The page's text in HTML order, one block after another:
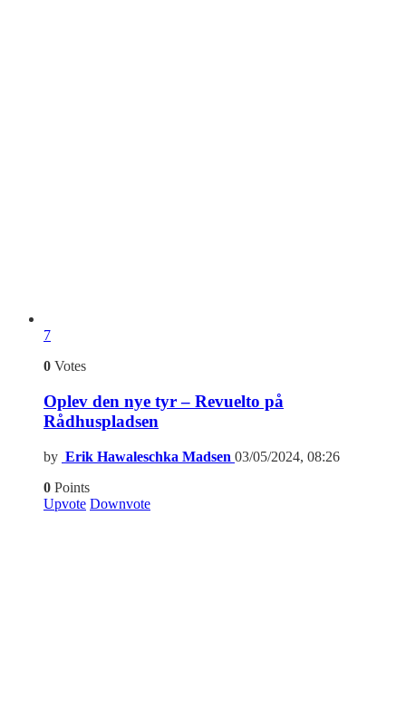
7
0 Votes
Oplev den nye tyr – Revuelto på
Rådhuspladsen
by Erik Hawaleschka Madsen 03/05/2024, 08:26
0 Points
Upvote Downvote